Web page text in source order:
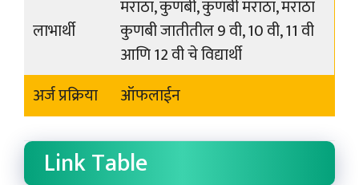
लाभार्थी
मराठा, कुणबी, कुणबी मराठा, मराठा
कुणबी जातीतील 9 वी, 10 वी, 11 वी
आणि 12 वी चे विद्यार्थी
अर्ज प्रक्रिया
ऑफलाईन
Link Table